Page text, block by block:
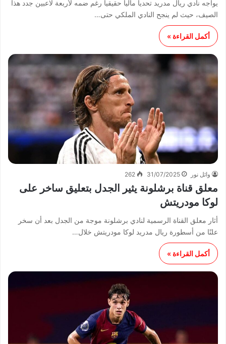
يواجه نادي ريال مدريد تحدياً مالياً حقيقياً رغم ضمه لأربعة لاعبين جدد هذا
الصيف، حيث لم ينجح النادي الملكي حتى…
أكمل القراءة »
وائل نور 31/07/2025
262
معلق قناة برشلونة يثير الجدل بتعليق ساخر على
لوكا مودريتش
أثار معلق القناة الرسمية لنادي برشلونة موجة من الجدل بعد أن سخر
علنًا من أسطورة ريال مدريد لوكا مودريتش خلال…
أكمل القراءة »